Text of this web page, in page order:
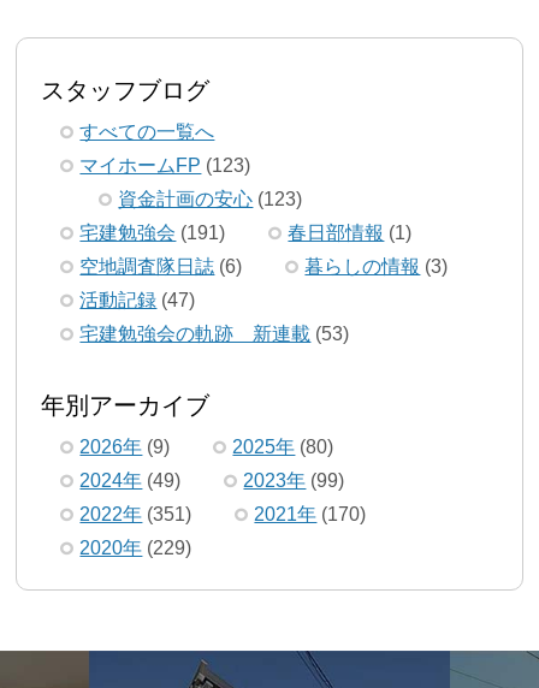
スタッフブログ
すべての一覧へ
マイホームFP (123)
資金計画の安心 (123)
宅建勉強会 (191) 春日部情報 (1)
空地調査隊日誌 (6) 暮らしの情報 (3)
活動記録 (47)
宅建勉強会の軌跡 新連載 (53)
年別アーカイブ
2026年 (9) 2025年 (80)
2024年 (49) 2023年 (99)
2022年 (351) 2021年 (170)
2020年 (229)